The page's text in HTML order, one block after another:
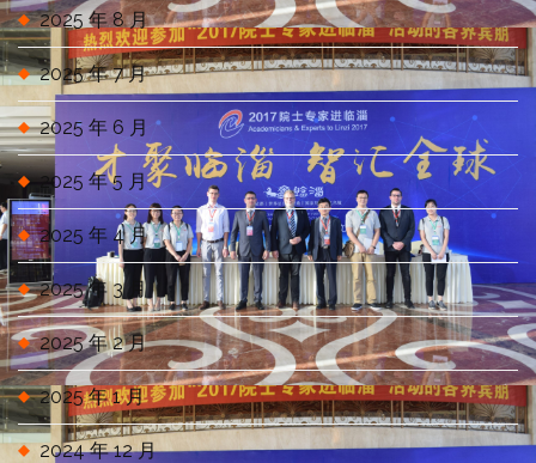
2025 年 8 月
2025 年 7 月
2025 年 6 月
2025 年 5 月
2025 年 4 月
2025 年 3 月
2025 年 2 月
2025 年 1 月
2024 年 12 月